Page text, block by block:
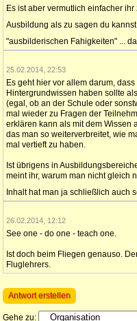
Es ist aber vermutlich einfacher
Ausbildung als zu sagen du
"ausbilderischen Fahigkeiten" ...
25.02.2014, 22:53
Es geht hier vor allem darum,
Hintergrundwissen haben sollte
(egal, ob an der Schule oder
mal wieder zu Fragen der
erklären kann als mit dem Wissen
das man so weiterverbreitet, wie
mal vertieft zu haben.
Ist übrigens in
meint ihr, warum man nicht gleich
Inhalt hat man ja schließlich auch
26.02.2014, 12:12
See one - do one - teach one.
Ist doch beim Fliegen genauso.
Fluglehrers.
Antwort erstellen
Gehe zu: